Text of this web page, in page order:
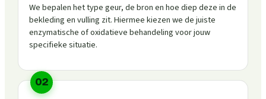
We bepalen het type geur, de bron en hoe diep deze in de
bekleding en vulling zit. Hiermee kiezen we de juiste
enzymatische of oxidatieve behandeling voor jouw
specifieke situatie.
02